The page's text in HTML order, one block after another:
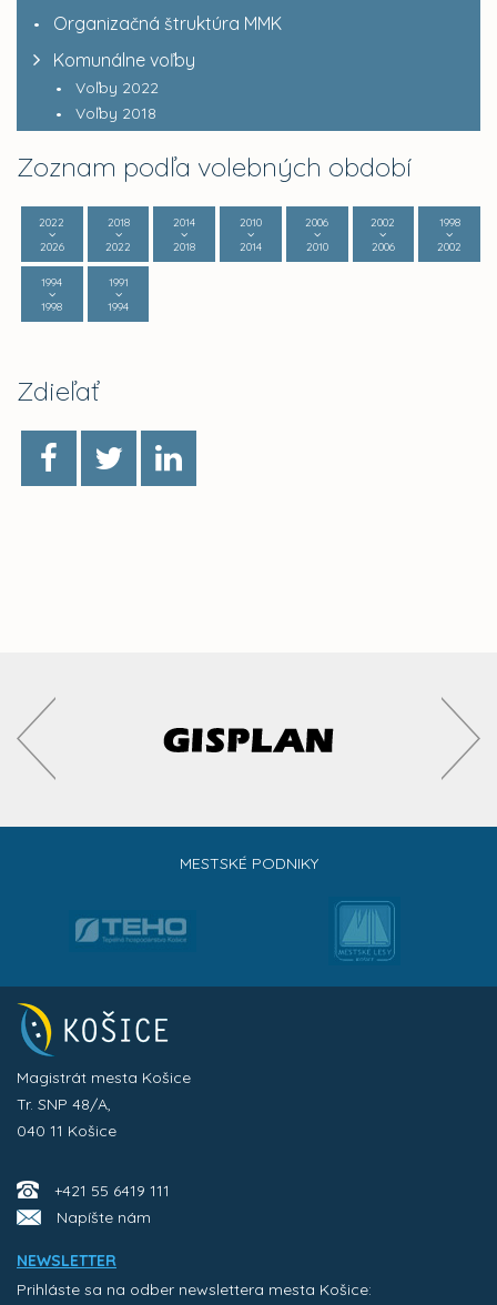
Organizačná štruktúra MMK
Komunálne voľby
Voľby 2022
Voľby 2018
Zoznam podľa volebných období
2022
2026
2018
2022
2014
2018
2010
2014
2006
2010
2002
2006
1998
2002
1994
1998
1991
1994
Zdieľať
MESTSKÉ PODNIKY
Magistrát mesta Košice
Tr. SNP 48/A,
040 11 Košice
+421 55 6419 111
Napíšte nám
NEWSLETTER
Prihláste sa na odber newslettera mesta Košice: